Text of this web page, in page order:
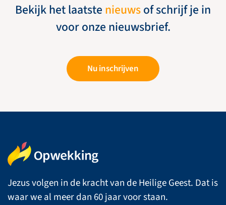
Bekijk het laatste nieuwsof schrijf je in
voor onze nieuwsbrief.
Nu inschrijven
Jezus volgen in de kracht van de Heilige Geest. Dat is
waar we al meer dan 60 jaar voor staan.